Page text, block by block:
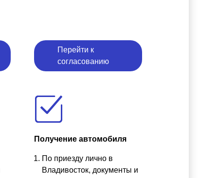
Перейти к
согласованию
Получение автомобиля
По приезду лично в
Владивосток, документы и